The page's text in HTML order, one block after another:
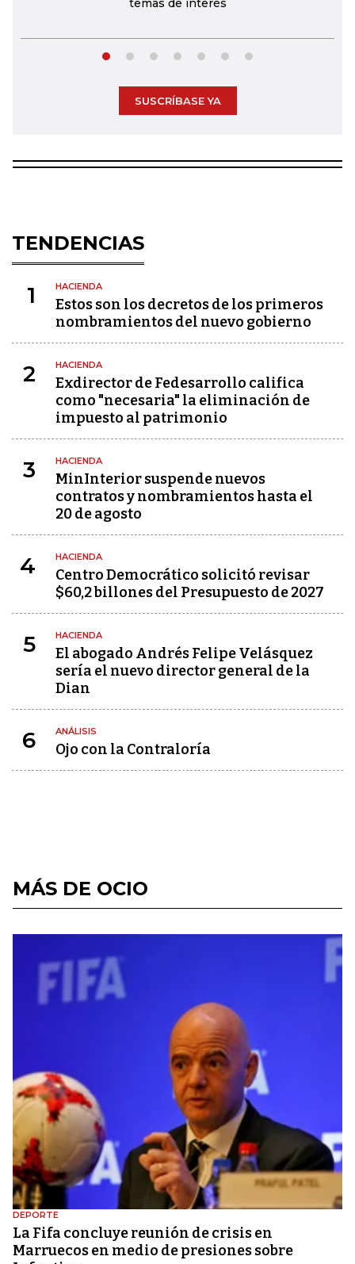
temas de interés
SUSCRÍBASE YA
TENDENCIAS
1 HACIENDA
Estos son los decretos de los primeros
nombramientos del nuevo gobierno
2 HACIENDA
Exdirector de Fedesarrollo califica
como "necesaria" la eliminación de
impuesto al patrimonio
3 HACIENDA
MinInterior suspende nuevos
contratos y nombramientos hasta el
20 de agosto
4 HACIENDA
Centro Democrático solicitó revisar
$60,2 billones del Presupuesto de 2027
5 HACIENDA
El abogado Andrés Felipe Velásquez
sería el nuevo director general de la
Dian
6 ANÁLISIS
Ojo con la Contraloría
MÁS DE OCIO
DEPORTE
La Fifa concluye reunión de crisis en
Marruecos en medio de presiones sobre